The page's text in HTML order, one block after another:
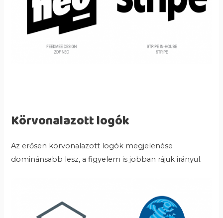
Körvonalazott logók
Az erősen körvonalazott logók megjelenése
dominánsabb lesz, a figyelem is jobban rájuk irányul.